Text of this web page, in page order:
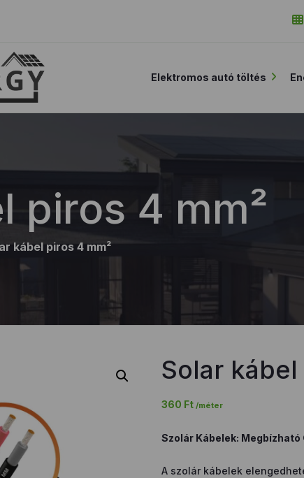
Elektromos autó töltés
piros 4 mm²
kábel piros 4 mm²
Solar
360 Ft/méter
Szolár Kábelek:
A szolár kábelek